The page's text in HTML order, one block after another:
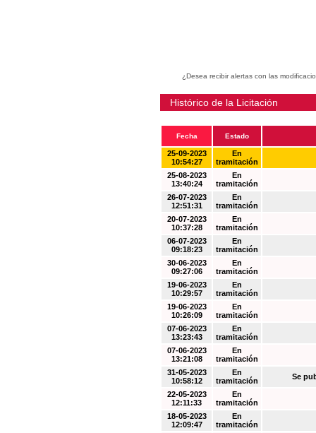
¿Desea recibir alertas con las
Histórico de la Licitación
Fecha Estado
25-09-2023
10:54:27
En
tramitación
25-08-2023
13:40:24
En
tramitación
26-07-2023
12:51:31
En
tramitación
20-07-2023
10:37:28
En
tramitación
06-07-2023
09:18:23
En
tramitación
30-06-2023
09:27:06
En
tramitación
19-06-2023
10:29:57
En
tramitación
19-06-2023
10:26:09
En
tramitación
07-06-2023
13:23:43
En
tramitación
07-06-2023
13:21:08
En
tramitación
31-05-2023
10:58:12
En
tramitación
Se
22-05-2023
12:11:33
En
tramitación
18-05-2023
12:09:47
En
tramitación